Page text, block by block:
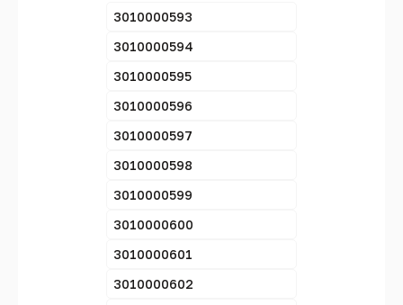
3010000593
3010000594
3010000595
3010000596
3010000597
3010000598
3010000599
3010000600
3010000601
3010000602